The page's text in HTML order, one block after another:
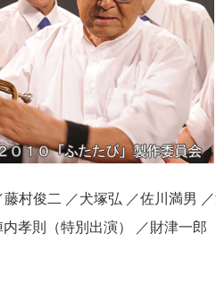
藤村俊二 ／犬塚弘 ／佐川満男
孝則（特別出演） ／財津一郎